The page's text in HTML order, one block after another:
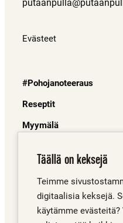
Evästeet
#Pohojanoteeraus
Reseptit
Myymälä
Yhteystiedot
Täällä on keksejä
Teimme
digitaalisia keksejä.
käytämme